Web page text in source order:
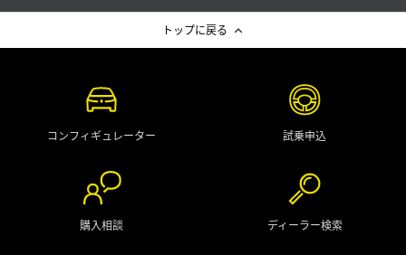
トップに戻る
コンフィギュレーター 試乗申込
購入相談 ディーラー検索